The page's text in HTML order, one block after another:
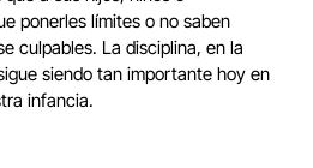
ponerles límites o no saben
culpables. La disciplina, en la
siendo tan importante hoy en
infancia.